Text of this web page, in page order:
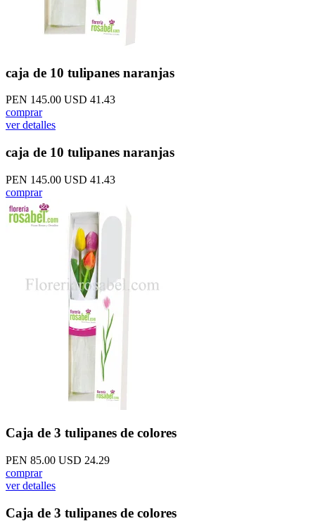
caja de 10 tulipanes naranjas
PEN 145.00 USD 41.43
comprar
ver detalles
caja de 10 tulipanes naranjas
PEN 145.00 USD 41.43
comprar
Caja de 3 tulipanes de colores
PEN 85.00 USD 24.29
comprar
ver detalles
Caja de 3 tulipanes de colores